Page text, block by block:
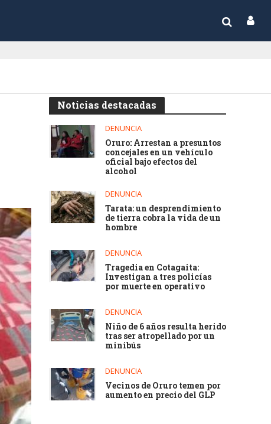
Noticias destacadas
DENUNCIA
Oruro: Arrestan a presuntos
concejales en un vehículo
oficial bajo efectos del
alcohol
DENUNCIA
Tarata: un desprendimiento
de tierra cobra la vida de un
hombre
DENUNCIA
Tragedia en Cotagaita:
Investigan a tres policías
por muerte en operativo
DENUNCIA
Niño de 6 años resulta herido
tras ser atropellado por un
minibús
DENUNCIA
Vecinos de Oruro temen por
aumento en precio del GLP